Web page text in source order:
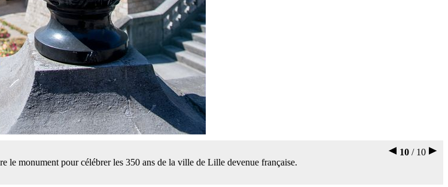
10 / 10
le monument pour célébrer les 350 ans de la ville de Lille devenue française.